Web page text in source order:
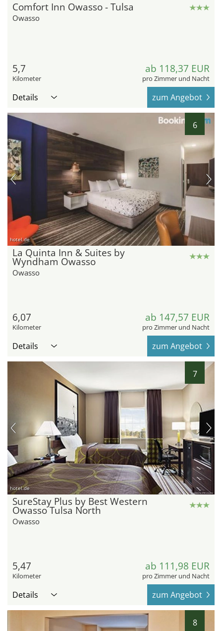
Comfort Inn Owasso - Tulsa
Owasso
5,7
Kilometer
ab 118,37 EUR
pro Zimmer und Nacht
Details zum Angebot
6
hotel.de
La Quinta Inn & Suites by
Wyndham Owasso
Owasso
6,07
Kilometer
ab 147,57 EUR
pro Zimmer und Nacht
Details zum Angebot
7
hotel.de
SureStay Plus by Best Western
Owasso Tulsa North
Owasso
5,47
Kilometer
ab 111,98 EUR
pro Zimmer und Nacht
Details zum Angebot
8